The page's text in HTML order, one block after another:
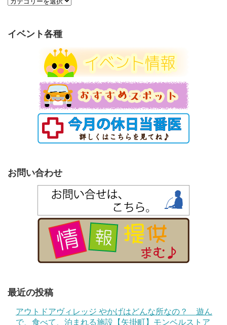
リ
イベント各種
お問い合わせ
最近の投稿
アウトドアヴィレッジ やかげはどんな所なの？ 遊ん
で、食べて、泊まれる施設【矢掛町】モンベルストア